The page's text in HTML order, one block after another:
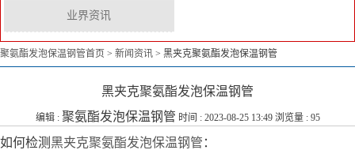
业界资讯
聚氨酯发泡保温钢管首页 > 新闻资讯 > 黑夹克聚氨酯发泡保温钢管
黑夹克聚氨酯发泡保温钢管
编辑 : 聚氨酯发泡保温钢管 时间 : 2023-08-25 13:49 浏览量 : 95
如何检测 黑夹克聚氨酯发泡保温钢管 ：